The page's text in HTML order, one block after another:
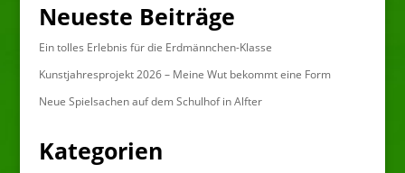
Neueste Beiträge
Ein tolles Erlebnis für die Erdmännchen-Klasse
Kunstjahresprojekt 2026 – Meine Wut bekommt eine Form
Neue Spielsachen auf dem Schulhof in Alfter
Kategorien